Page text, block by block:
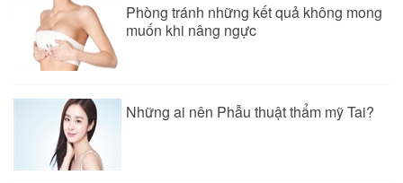
Phòng tránh những kết quả không mong
muốn khi nâng ngực
Những ai nên Phẫu thuật thẩm mỹ Tai?